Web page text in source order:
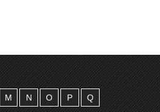
M N O P Q